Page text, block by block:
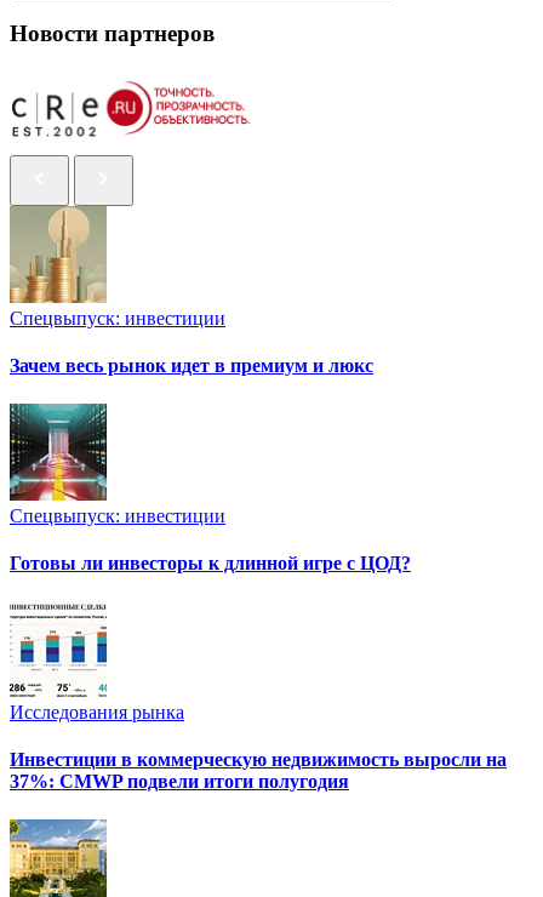
Новости партнеров
Спецвыпуск: инвестиции
Зачем весь рынок идет в премиум и люкс
Спецвыпуск: инвестиции
Готовы ли инвесторы к длинной игре с ЦОД?
Исследования рынка
Инвестиции в коммерческую недвижимость выросли на
37%: CMWP подвели итоги полугодия